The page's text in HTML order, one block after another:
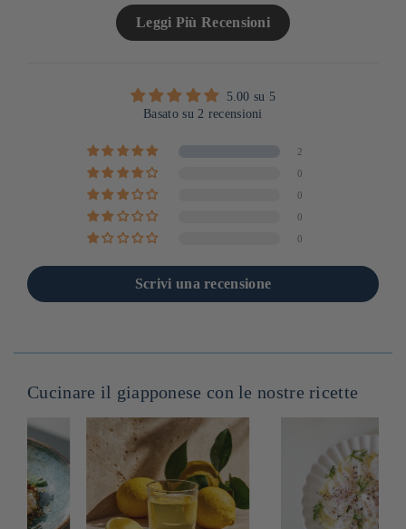
Leggi Più Recensioni
5.00 su 5
Basato su 2 recensioni
2
0
0
0
0
Scrivi una recensione
Cucinare il giapponese con le nostre ricette